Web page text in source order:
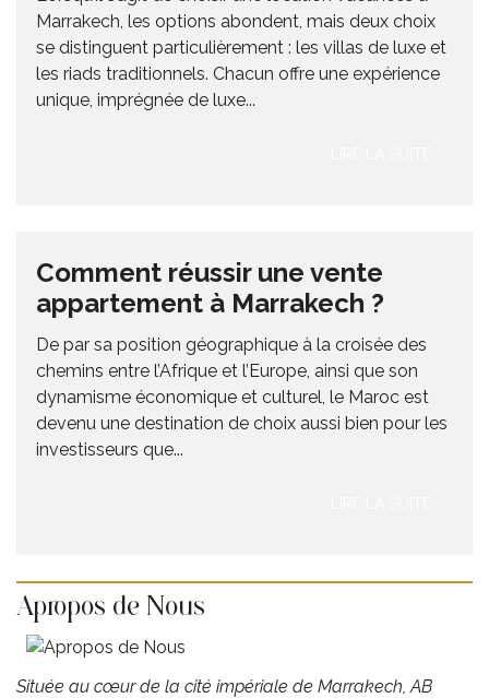
Marrakech, les options abondent, mais deux choix
se distinguent particulièrement : les villas de luxe et
les riads traditionnels. Chacun offre une expérience
unique, imprégnée de luxe...
Comment réussir une vente
appartement à Marrakech ?
De par sa position géographique à la croisée des
chemins entre l’Afrique et l’Europe, ainsi que son
dynamisme économique et culturel, le Maroc est
devenu une destination de choix aussi bien pour les
investisseurs que...
Apropos de Nous
Située au cœur de la cité impériale de Marrakech, AB